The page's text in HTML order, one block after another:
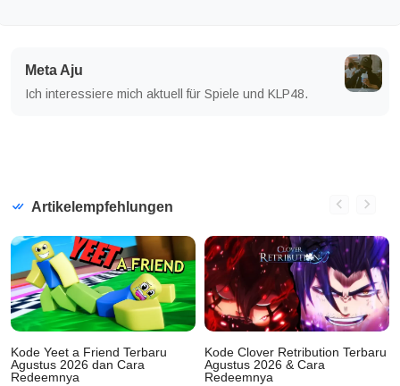
Meta Aju
Ich interessiere mich aktuell für Spiele und KLP48.
Artikelempfehlungen
Kode Yeet a Friend Terbaru
Agustus 2026 dan Cara
Redeemnya
Kode Clover Retribution Terbaru
Agustus 2026 & Cara
Redeemnya